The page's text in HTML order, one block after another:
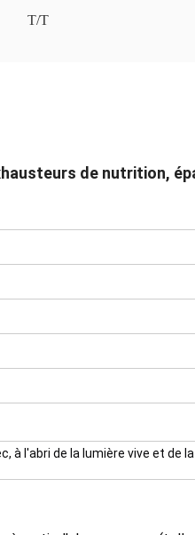
T/T
de nutrition,
à l'abri de la lumière vive et de la